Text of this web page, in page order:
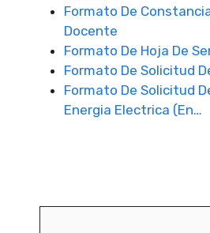
Formato De
Docente
Formato De Hoja De
Formato De Solicitud
Formato De Solicitud
Energia Electrica (En…